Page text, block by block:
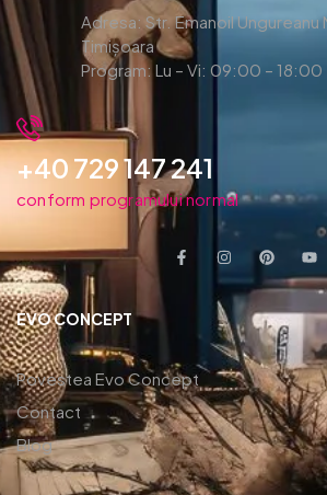
Adresa: Str. Emanoil Ungureanu
Timișoara
Program: Lu – Vi: 09:00 – 18:00
+40 729 147 241
conform programului normal
EVO CONCEPT
Povestea Evo Concept
Contact
Blog